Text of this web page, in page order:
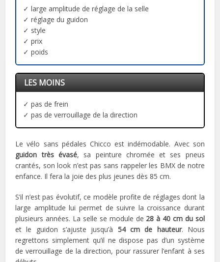
✓ large amplitude de réglage de la selle
✓ réglage du guidon
✓ style
✓ prix
✓ poids
LES MOINS
✓ pas de frein
✓ pas de verrouillage de la direction
Le vélo sans pédales Chicco est indémodable. Avec son
guidon très évasé, sa peinture chromée et ses pneus
crantés, son look n’est pas sans rappeler les BMX de notre
enfance. Il fera la joie des plus jeunes dès 85 cm.
S’il n’est pas évolutif, ce modèle profite de réglages dont la
large amplitude lui permet de suivre la croissance durant
plusieurs années. La selle se module de 28 à 40 cm du sol
et le guidon s’ajuste jusqu’à 54 cm de hauteur. Nous
regrettons simplement qu’il ne dispose pas d’un système
de verrouillage de la direction, pour rassurer l’enfant à ses